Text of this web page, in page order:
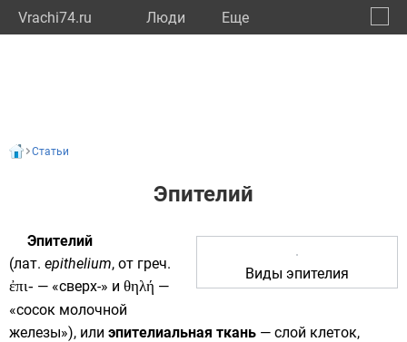
Vrachi74.ru Люди Eще
Статьи
Эпителий
Виды эпителия
Эпителий
(лат. epithelium, от греч.
ἐπι- — «сверх-» и θηλή —
«сосок молочной
железы»), или эпителиальная ткань — слой клеток,